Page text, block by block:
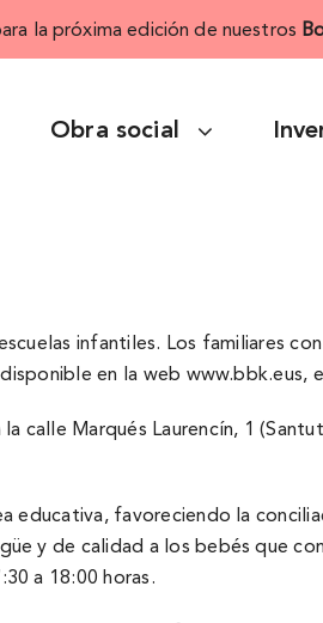
la próxima edición de nuestros
Obra social
infantiles. Los familiares
en la web www.bbk.eus,
calle Marqués Laurencí­n, 1
favoreciendo la
y de calidad a los bebés que
a 18:00 horas.